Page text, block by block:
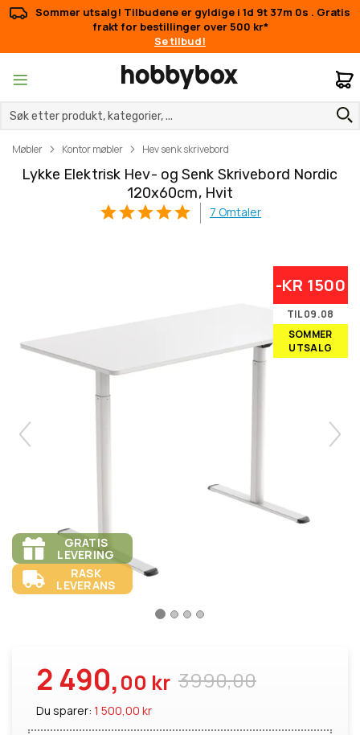
Sommer utsalg! Tilbudene er gyldige i1d 9t 36m 59s.
Gratis frakt for bestillinger over 500 kr*
Se tilbud!
Møbler Kontor møbler Hev senk skrivebord
Lykke Elektrisk Hev- og Senk Skrivebord Nordic
120x60cm, Hvit
7 Omtaler
bildegalleri
bildegalleri
-KR 1500
TIL 09.08
SOMMER
UTSALG
GRATIS
LEVERING
RASK
LEVERANS
3990,00
2 490,00 kr
Du sparer: 1 500,00 kr